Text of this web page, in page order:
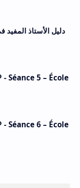
Séance 5 – École
Séance 6 – École